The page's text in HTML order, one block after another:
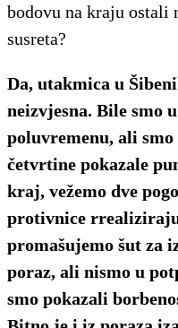
bodovu na kraju ostali
susreta?
Da, utakmica u
neizvjesna. Bile smo
poluvremenu, ali smo
četvrtine pokazale
kraj, vežemo dve
protivnice
promašujemo šut za
poraz, ali nismo u
smo pokazali